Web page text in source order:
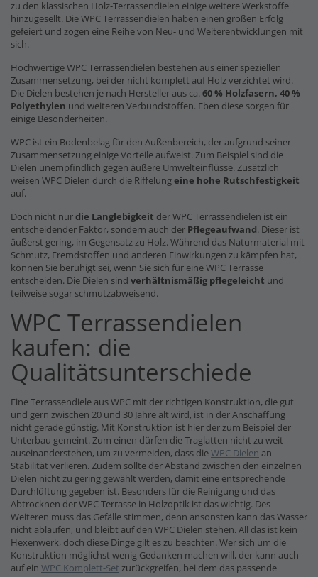
zu den klassischen Holz-Terrassendielen einige weitere Werkstoffe
hinzugesellt. Die WPC Terrassendielen haben einen großen Erfolg
gefeiert und zogen eine Reihe von Neu- und Weiterentwicklungen mit
sich.
Hochwertige WPC Terrassendielen bestehen aus einer speziellen
Zusammensetzung, bei der nicht komplett auf Holz verzichtet wird.
Die Dielen bestehen je nach Hersteller aus ca. 60 % Holzfasern, 40 %
Polyethylen und weiteren Verbundstoffen. Eben diese sorgen für
einige Besonderheiten.
WPC ist ein Bodenbelag für den Außenbereich, der aufgrund seiner
Zusammensetzung einige Vorteile aufweist. Zum Beispiel sind die
Dielen unempfindlich gegen äußere Umwelteinflüsse. Zusätzlich
weisen WPC Dielen durch die Riffelungeine hohe Rutschfestigkeit
auf.
Doch nicht nurdie Langlebigkeit der WPC Terrassendielen ist ein
entscheidender Faktor, sondern auch der Pflegeaufwand. Dieser ist
äußerst gering, im Gegensatz zu Holz. Während das Naturmaterial mit
Schmutz, Fremdstoffen und anderen Einwirkungen zu kämpfen hat,
können Sie beruhigt sei, wenn Sie sich für eine WPC Terrasse
entscheiden. Die Dielen sind verhältnismäßig pflegeleicht und
teilweise sogar schmutzabweisend.
WPC Terrassendielen
kaufen: die
Qualitätsunterschiede
Eine Terrassendiele aus WPC mit der richtigen Konstruktion, die gut
und gern zwischen 20 und 30 Jahre alt wird, ist in der Anschaffung
nicht gerade günstig. Mit Konstruktion ist hier der zum Beispiel der
Unterbau gemeint. Zum einen dürfen die Traglatten nicht zu weit
auseinanderstehen, um zu vermeiden, dass dieWPC Dielen an
Stabilität verlieren. Zudem sollte der Abstand zwischen den einzelnen
Dielen nicht zu gering gewählt werden, damit eine entsprechende
Durchlüftung gegeben ist. Besonders für die Reinigung und das
Abtrocknen der WPC Terrasse in Holzoptik ist das wichtig. Des
Weiteren muss das Gefälle stimmen, denn ansonsten kann das Wasser
nicht ablaufen, und bleibt auf den WPC Dielen stehen. All das ist kein
Hexenwerk, doch diese Dinge gilt es zu beachten. Wer sich um die
Konstruktion möglichst wenig Gedanken machen will, der kann auch
auf ein WPC Komplett-Set zurückgreifen, bei dem das passende